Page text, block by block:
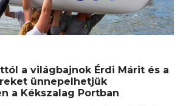
a világbajnok Érdi Márit és a
ünnepelhetjük
a Kékszalag Portban